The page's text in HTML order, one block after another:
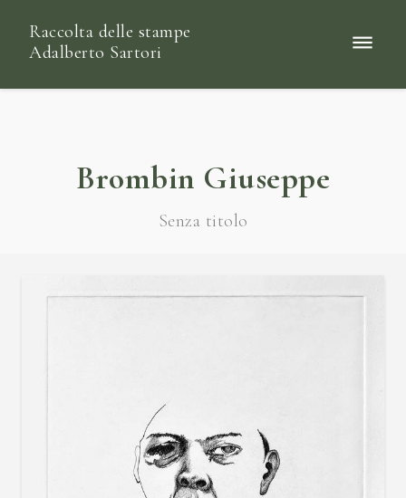
Raccolta delle stampe
Adalberto Sartori
Brombin Giuseppe
Senza titolo